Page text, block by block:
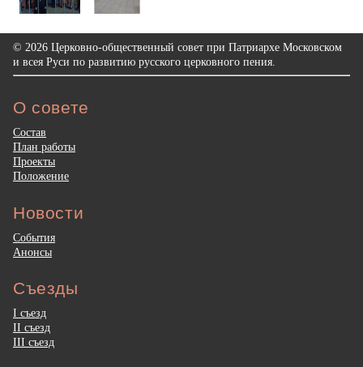
© 2026 Церковно-общественный совет при Патриархе Московском
и всея Руси по развитию русского церковного пения.
О совете
Состав
План работы
Проекты
Положение
Новости
События
Анонсы
Съезды
I съезд
II съезд
III съезд